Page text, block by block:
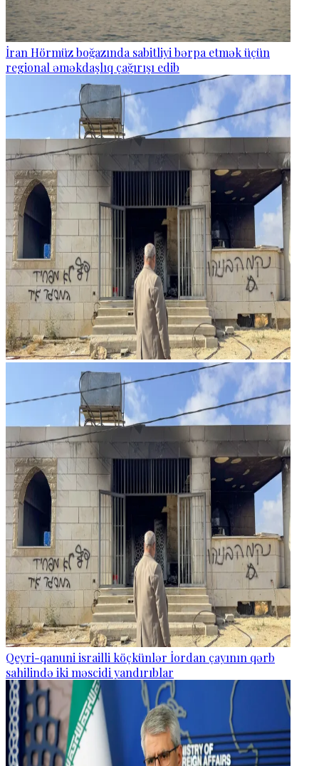
İran Hörmüz boğazında sabitliyi bərpa etmək üçün
regional əməkdaşlıq çağırışı edib
Qeyri-qanuni israilli köçkünlər İordan çayının qərb
sahilində iki məscidi yandırıblar